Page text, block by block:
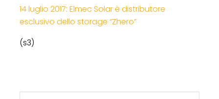
14 luglio 2017: Elmec Solar è distributore
esclusivo dello storage “Zhero”
(s3)